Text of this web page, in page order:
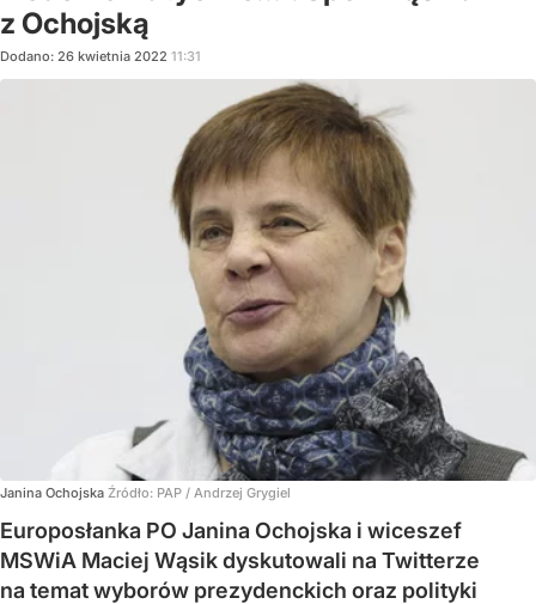
z Ochojską
Dodano: 26 kwietnia 2022 11:31
Janina Ochojska Źródło: PAP / Andrzej Grygiel
Europosłanka PO Janina Ochojska i wiceszef
MSWiA Maciej Wąsik dyskutowali na Twitterze
na temat wyborów prezydenckich oraz polityki